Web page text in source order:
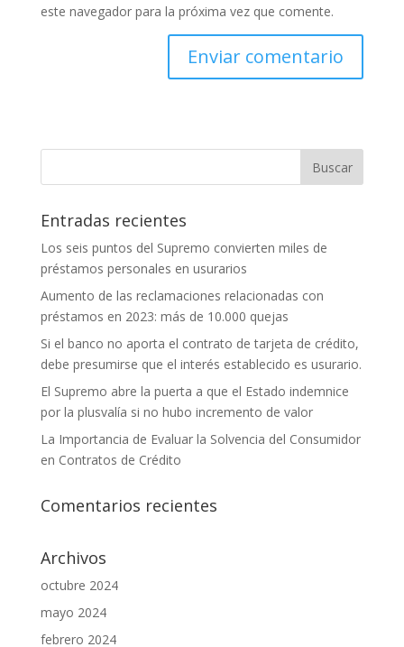
este navegador para la próxima vez que comente.
Entradas recientes
Los seis puntos del Supremo convierten miles de
préstamos personales en usurarios
Aumento de las reclamaciones relacionadas con
préstamos en 2023: más de 10.000 quejas
Si el banco no aporta el contrato de tarjeta de crédito,
debe presumirse que el interés establecido es usurario.
El Supremo abre la puerta a que el Estado indemnice
por la plusvalía si no hubo incremento de valor
La Importancia de Evaluar la Solvencia del Consumidor
en Contratos de Crédito
Comentarios recientes
Archivos
octubre 2024
mayo 2024
febrero 2024